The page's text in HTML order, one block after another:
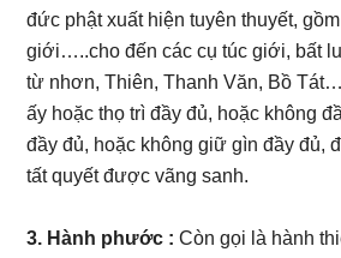
đức phật xuất hiện tuyên thuyết,
giới…..cho đến các cụ túc giới, bất
từ nhơn, Thiên, Thanh Văn, Bồ
ấy hoặc thọ trì đầy đủ, hoặc không
đầy đủ, hoặc không giữ gìn đầy đủ,
tất quyết được vãng sanh.
3. Hành phước : Còn gọi là hành